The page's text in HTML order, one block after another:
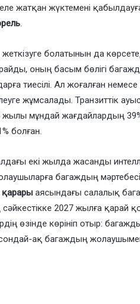
жатқан жүктемені
.
болатынын да
оның басым бөлігі
тиесілі. Ал жоғалған немесе
жұмсалады. Транзиттік
жылы мұндай жағдайлардың
болған.
екі жылда жасанды
багаждың
қарары аясындағы салалық
2027 жылға қарай
өзінде көрініп отыр:
сондай-ақ багаждың